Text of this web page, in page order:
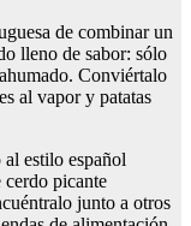
de combinar un
lleno de sabor: sólo
Conviértalo
al vapor y patatas
estilo español
cerdo picante
junto a otros